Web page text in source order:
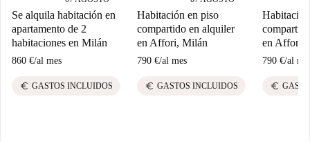
Se alquila habitación en
apartamento de 2
habitaciones en Milán
860 €/al mes
euro GASTOS INCLUIDOS
Habitación en piso
compartido en alquiler
en Affori, Milán
790 €/al mes
euro GASTOS INCLUIDOS
en Affori,
790 €/al
euro